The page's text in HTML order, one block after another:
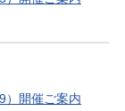
）開催ご案内